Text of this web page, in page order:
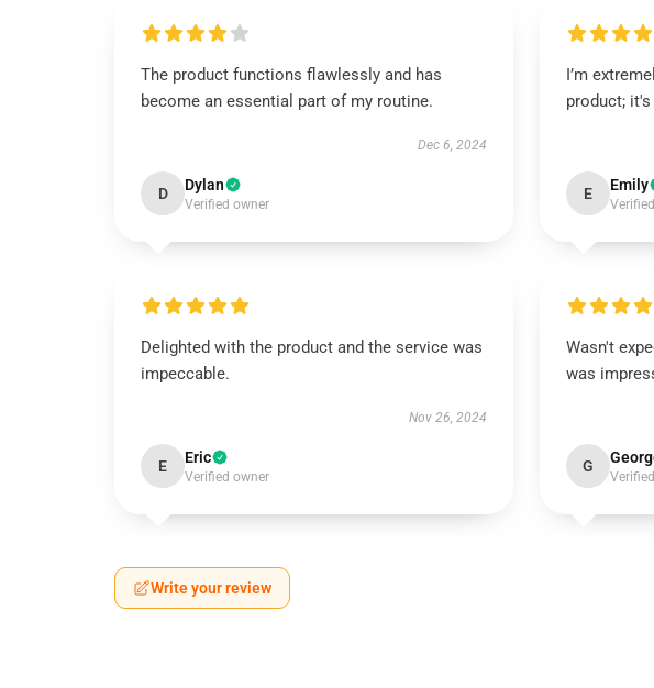
The product functions flawlessly and has
become an essential part of my routine.
Dec 6, 2024
D Dylan
Verified owner
I’m
product;
E Emily
Delighted with the product and the service was
impeccable.
Nov 26, 2024
E Eric
Verified owner
Wasn't
was
G
Write your review